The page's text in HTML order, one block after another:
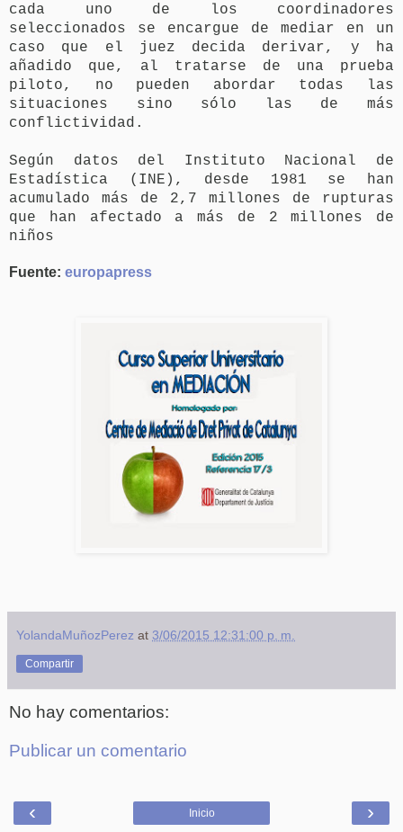
cada uno de los coordinadores
seleccionados se encargue de mediar en un
caso que el juez decida derivar, y ha
añadido que, al tratarse de una prueba
piloto, no pueden abordar todas las
situaciones sino sólo las de más
conflictividad.
Según datos del Instituto Nacional de
Estadística (INE), desde 1981 se han
acumulado más de 2,7 millones de rupturas
que han afectado a más de 2 millones de
niños
Fuente: europapress
YolandaMuñozPerez at 3/06/2015 12:31:00 p. m.
Compartir
No hay comentarios:
Publicar un comentario
‹ ›
Inicio